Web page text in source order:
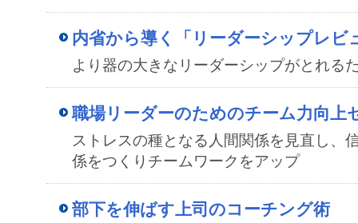
内省から導く「リーダーシップレビ
より器の大きなリーダーシップがとれる
職場リーダーのためのチーム力向上
ストレスの種となる人間関係を見直し、
係をつくりチームワークをアップ
部下を伸ばす上司のコーチング術